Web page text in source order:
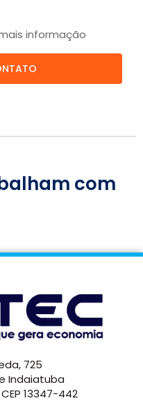
informação
com
725
Indaiatuba
13347-442